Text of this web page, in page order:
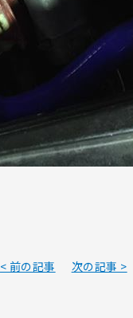
< 前の記事 次の記事 >